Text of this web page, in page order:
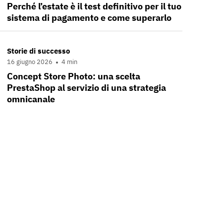
Perché l’estate è il test definitivo per il tuo
sistema di pagamento e come superarlo
Storie di successo
16 giugno 2026 4 min
Concept Store Photo: una scelta
PrestaShop al servizio di una strategia
omnicanale